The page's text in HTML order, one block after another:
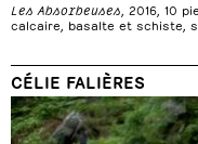
Les Absorbeuses, 2016, 10
calcaire, basalte et schiste,
CÉLIE FALIÈRES